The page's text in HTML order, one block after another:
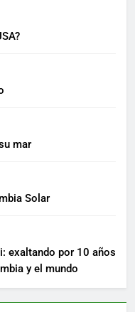
mar
Solar
exaltando por 10 años
y el mundo